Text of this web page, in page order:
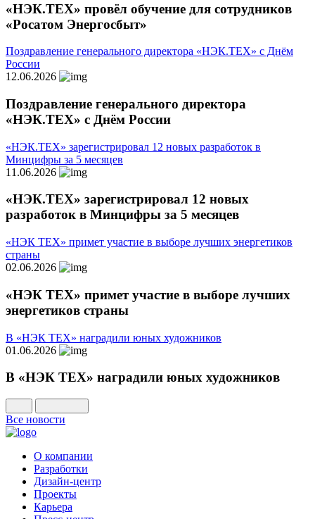
«НЭК.ТЕХ» провёл обучение для сотрудников
«Росатом Энергосбыт»
Поздравление генерального директора «НЭК.ТЕХ» с Днём
России
12.06.2026
Поздравление генерального директора
«НЭК.ТЕХ» с Днём России
«НЭК.ТЕХ» зарегистрировал 12 новых разработок в
Минцифры за 5 месяцев
11.06.2026
«НЭК.ТЕХ» зарегистрировал 12 новых
разработок в Минцифры за 5 месяцев
«НЭК ТЕХ» примет участие в выборе лучших энергетиков
страны
02.06.2026
«НЭК ТЕХ» примет участие в выборе лучших
энергетиков страны
В «НЭК ТЕХ» наградили юных художников
01.06.2026
В «НЭК ТЕХ» наградили юных художников
Все новости
О компании
Разработки
Дизайн-центр
Проекты
Карьера